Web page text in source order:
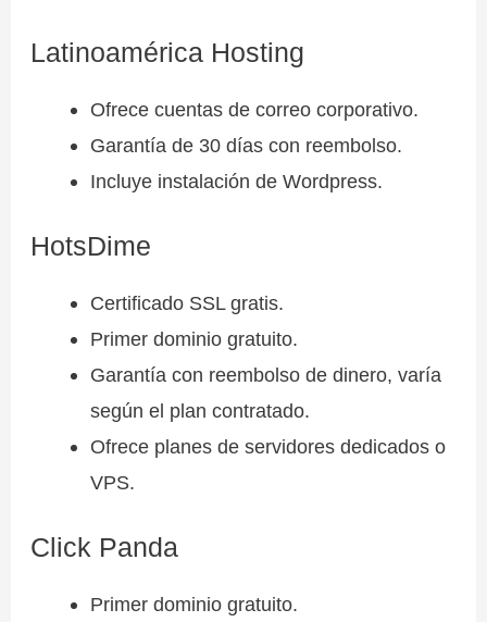
Latinoamérica Hosting
Ofrece cuentas de correo corporativo.
Garantía de 30 días con reembolso.
Incluye instalación de Wordpress.
HotsDime
Certificado SSL gratis.
Primer dominio gratuito.
Garantía con reembolso de dinero, varía
según el plan contratado.
Ofrece planes de servidores dedicados o
VPS.
Click Panda
Primer dominio gratuito.